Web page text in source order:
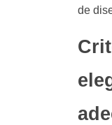
de